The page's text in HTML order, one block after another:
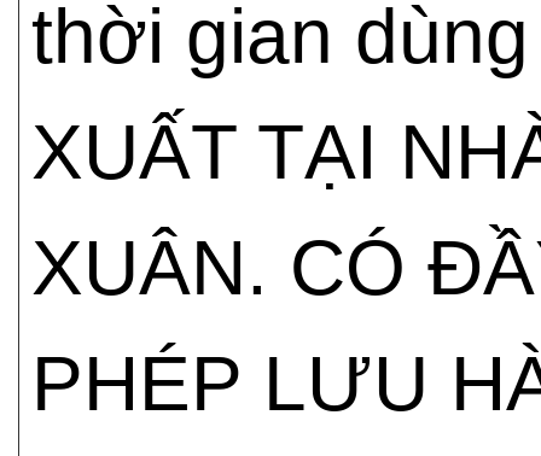
thời gian
XUẤT TẠI
XUÂN. CÓ
PHÉP LƯU